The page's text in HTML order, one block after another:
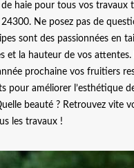
haie pour tous vos travaux
24300. Ne posez pas de
sont des passionnées en
et la hauteur de vos attentes.
prochaine vos fruitiers
pour améliorer l’esthétique
beauté ? Retrouvez vite
les travaux !